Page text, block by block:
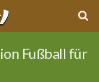
Fußball für